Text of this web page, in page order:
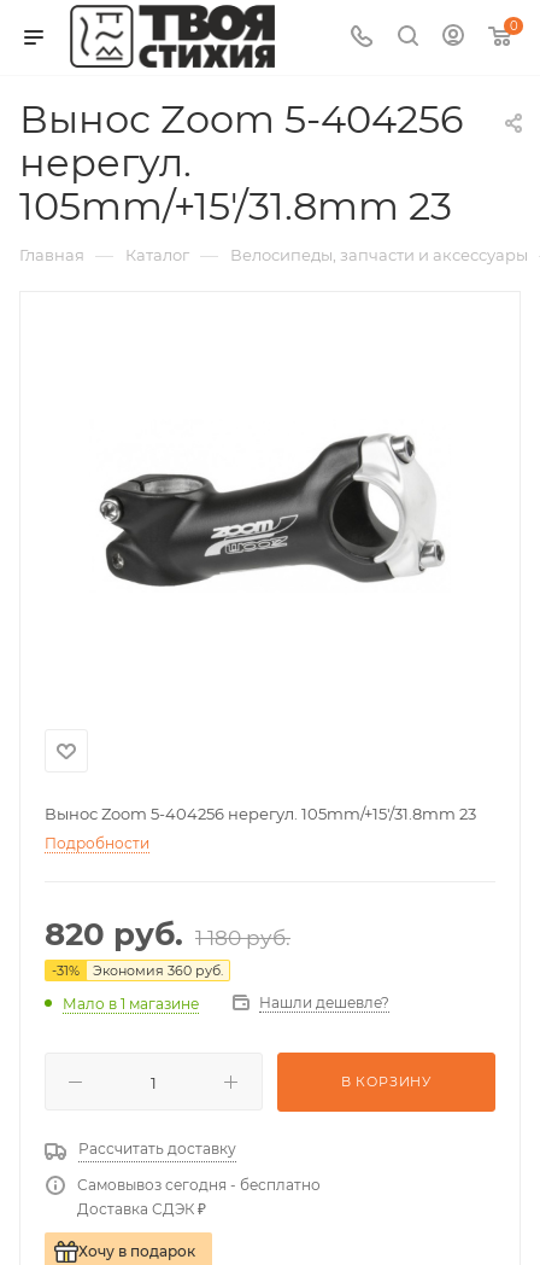
0
Вынос Zoom 5-404256
нерегул.
105mm/+15'/31.8mm 23
Главная — Каталог — Велосипеды, запчасти и аксессуары
Вынос Zoom 5-404256 нерегул. 105mm/+15'/31.8mm 23
Подробности
820 руб. 1 180руб.
-31% Экономия 360 руб.
Мало в 1 магазине Нашли дешевле?
В КОРЗИНУ
Рассчитать доставку
Самовывоз сегодня - бесплатно
Доставка СДЭК ₽
Хочу в подарок